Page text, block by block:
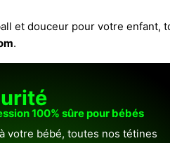
et douceur pour votre enfant,
.
100% sûre pour bébés
votre bébé, toutes nos tétines